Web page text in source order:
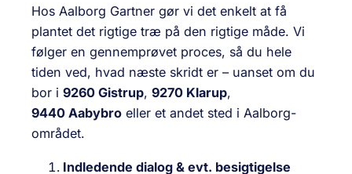
Hos Aalborg Gartner gør vi det enkelt at få
plantet det rigtige træ på den rigtige måde. Vi
følger en gennemprøvet proces, så du hele
tiden ved, hvad næste skridt er – uanset om du
bor i 9260 Gistrup, 9270 Klarup,
9440 Aabybro eller et andet sted i Aalborg-
området.
Indledende dialog & evt. besigtigelse